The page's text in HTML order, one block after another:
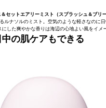
ットエアリーミスト（スプラッシュ＆ブリー
ルナソルのミスト。空気のような軽さなのに
した爽やかな香りは海辺の心地よい風をイメ
の肌ケアもできる